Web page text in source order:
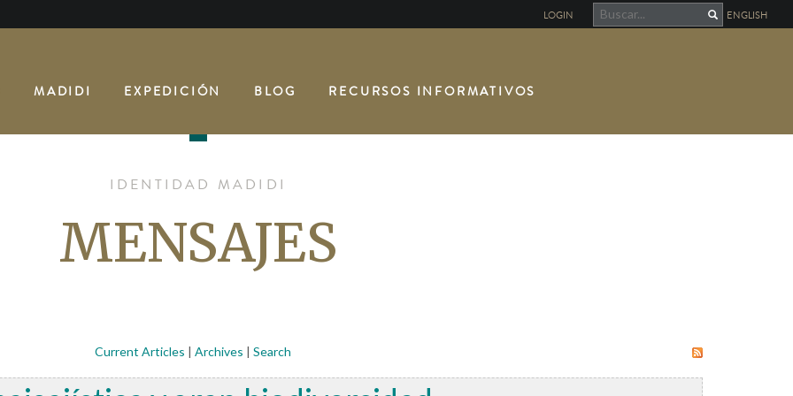
MADIDI EXPEDICIÓN BLOG RECURSOS INFORMATIVOS
LOGIN ENGLISH
IDENTIDAD MADIDI
MENSAJES
Current Articles | Archives | Search